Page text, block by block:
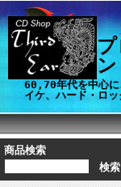
ン
60,70年代を中心に
イケ、ハード・ロ
商品検索